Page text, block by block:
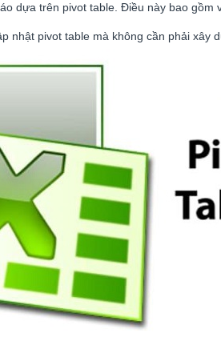
dựa trên pivot table. Điều này bao
nhật pivot table mà không cần phải